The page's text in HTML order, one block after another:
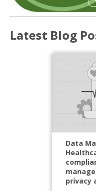
Latest Blog
Data
privacy